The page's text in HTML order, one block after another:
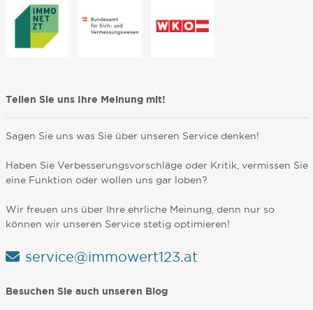
Teilen Sie uns Ihre Meinung mit!
Sagen Sie uns was Sie über unseren Service denken!
Haben Sie Verbesserungsvorschläge oder Kritik, vermissen Sie
eine Funktion oder wollen uns gar loben?
Wir freuen uns über Ihre ehrliche Meinung, denn nur so
können wir unseren Service stetig optimieren!
service@immowert123.at
Besuchen Sie auch unseren Blog